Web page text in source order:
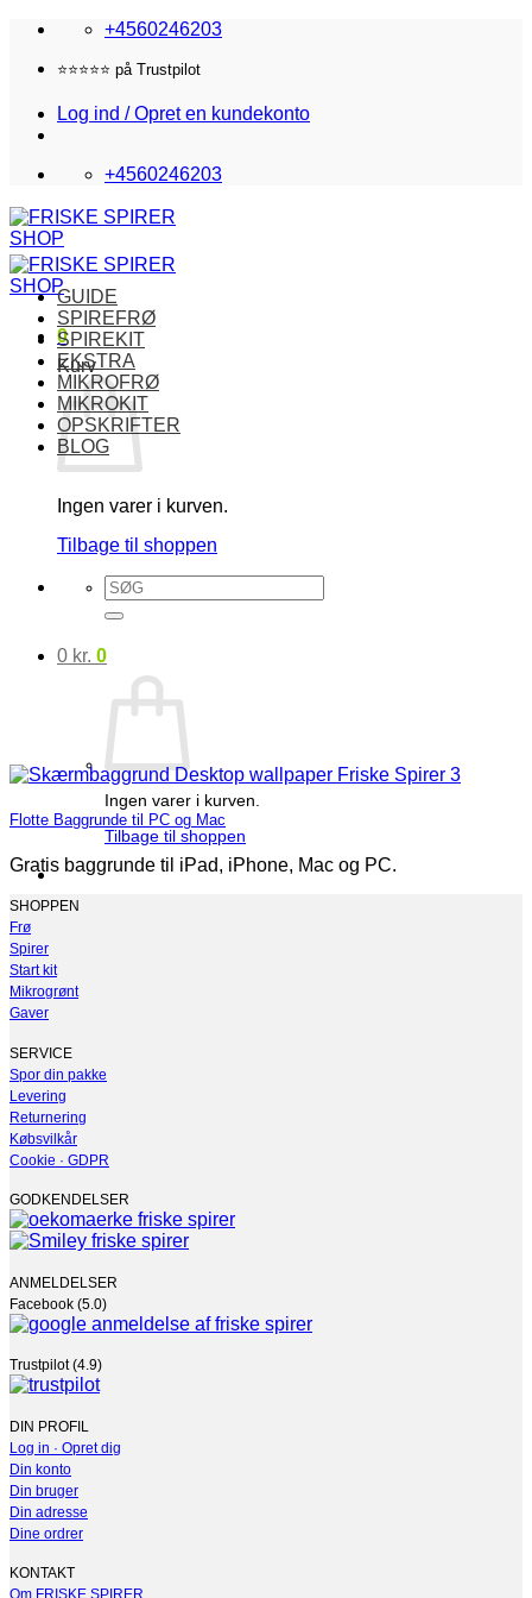
Fortsæt
indhold
+4560246203
⭐️⭐️⭐️⭐️⭐️ på Trustpilot
Log ind / Opret en kundekonto
+4560246203
0
Kurv
Ingen varer i kurven.
Tilbage til shoppen
Søg
efter:
0 kr. 0
Ingen varer i kurven.
Tilbage til shoppen
GUIDE
SPIREFRØ
SPIREKIT
EKSTRA
MIKROFRØ
MIKROKIT
OPSKRIFTER
BLOG
Flotte Baggrunde til PC og Mac
Gratis baggrunde til iPad, iPhone, Mac og PC.
SHOPPEN
Frø
Spirer
Start kit
Mikrogrønt
Gaver
SERVICE
Spor din pakke
Levering
Returnering
Købsvilkår
Cookie · GDPR
GODKENDELSER
ANMELDELSER
Facebook (5.0)
Trustpilot (4.9)
DIN PROFIL
Log in · Opret dig
Din konto
Din bruger
Din adresse
Dine ordrer
KONTAKT
Om FRISKE SPIRER